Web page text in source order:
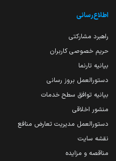
اطلاع‌رسانی
راهبرد مشارکتی
حریم خصوصی کاربران
بیانیه تارنما
دستورالعمل بروز رسانی
بیانیه توافق سطح خدمات
منشور اخلاقی
دستورالعمل مدیریت تعارض منافع
نقشه سایت
مناقصه و مزایده